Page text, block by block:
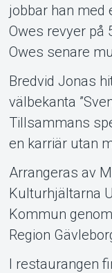
jobbar han med
Owes revyer på
Owes senare
Bredvid Jonas
välbekanta
Tillsammans
en karriär utan
Arrangeras av
Kulturhjältarna
Kommun
Region
I restaurangen